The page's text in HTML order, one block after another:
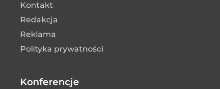
Kontakt
Redakcja
Reklama
Polityka prywatności
Konferencje